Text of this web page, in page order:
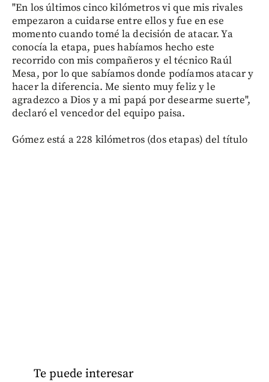
"En los últimos cinco kilómetros vi que mis rivales
empezaron a cuidarse entre ellos y fue en ese
momento cuando tomé la decisión de atacar. Ya
conocía la etapa, pues habíamos hecho este
recorrido con mis compañeros y el técnico Raúl
Mesa, por lo que sabíamos donde podíamos atacar y
hacer la diferencia. Me siento muy feliz y le
agradezco a Dios y a mi papá por desearme suerte",
declaró el vencedor del equipo paisa.
Gómez está a 228 kilómetros (dos etapas) del título
Te puede interesar